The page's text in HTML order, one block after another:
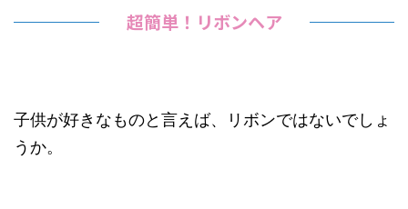
超簡単！リボンヘア
子供が好きなものと言えば、リボンではないでしょ
うか。